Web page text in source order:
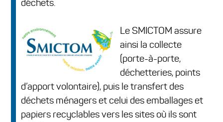
déchets.
Le SMICTOM assure
ainsi la collecte
(porte-à-porte,
déchetteries, points
d’apport volontaire), puis le transfert des
déchets ménagers et celui des emballages et
papiers recyclables vers les sites où ils sont